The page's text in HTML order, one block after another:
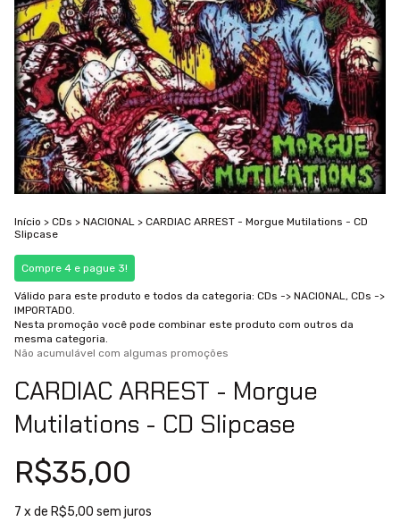
Início > CDs > NACIONAL > CARDIAC ARREST - Morgue Mutilations - CD
Slipcase
Compre 4 e pague 3!
Válido para este produto e todos da categoria: CDs -> NACIONAL, CDs ->
IMPORTADO.
Nesta promoção você pode combinar este produto com outros da
mesma categoria.
Não acumulável com algumas promoções
CARDIAC ARREST - Morgue
Mutilations - CD Slipcase
R$35,00
7 x de R$5,00 sem juros